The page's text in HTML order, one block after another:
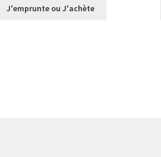
prix :
J'emprunte ou J'achète